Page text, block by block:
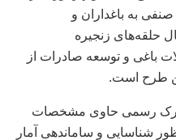
به باغداران و
حلقه‌های زنجیره
باغی و توسعه صادرات از
طرح است.
رسمی حاوی مشخصات
شناسایی و ساماندهی آمار